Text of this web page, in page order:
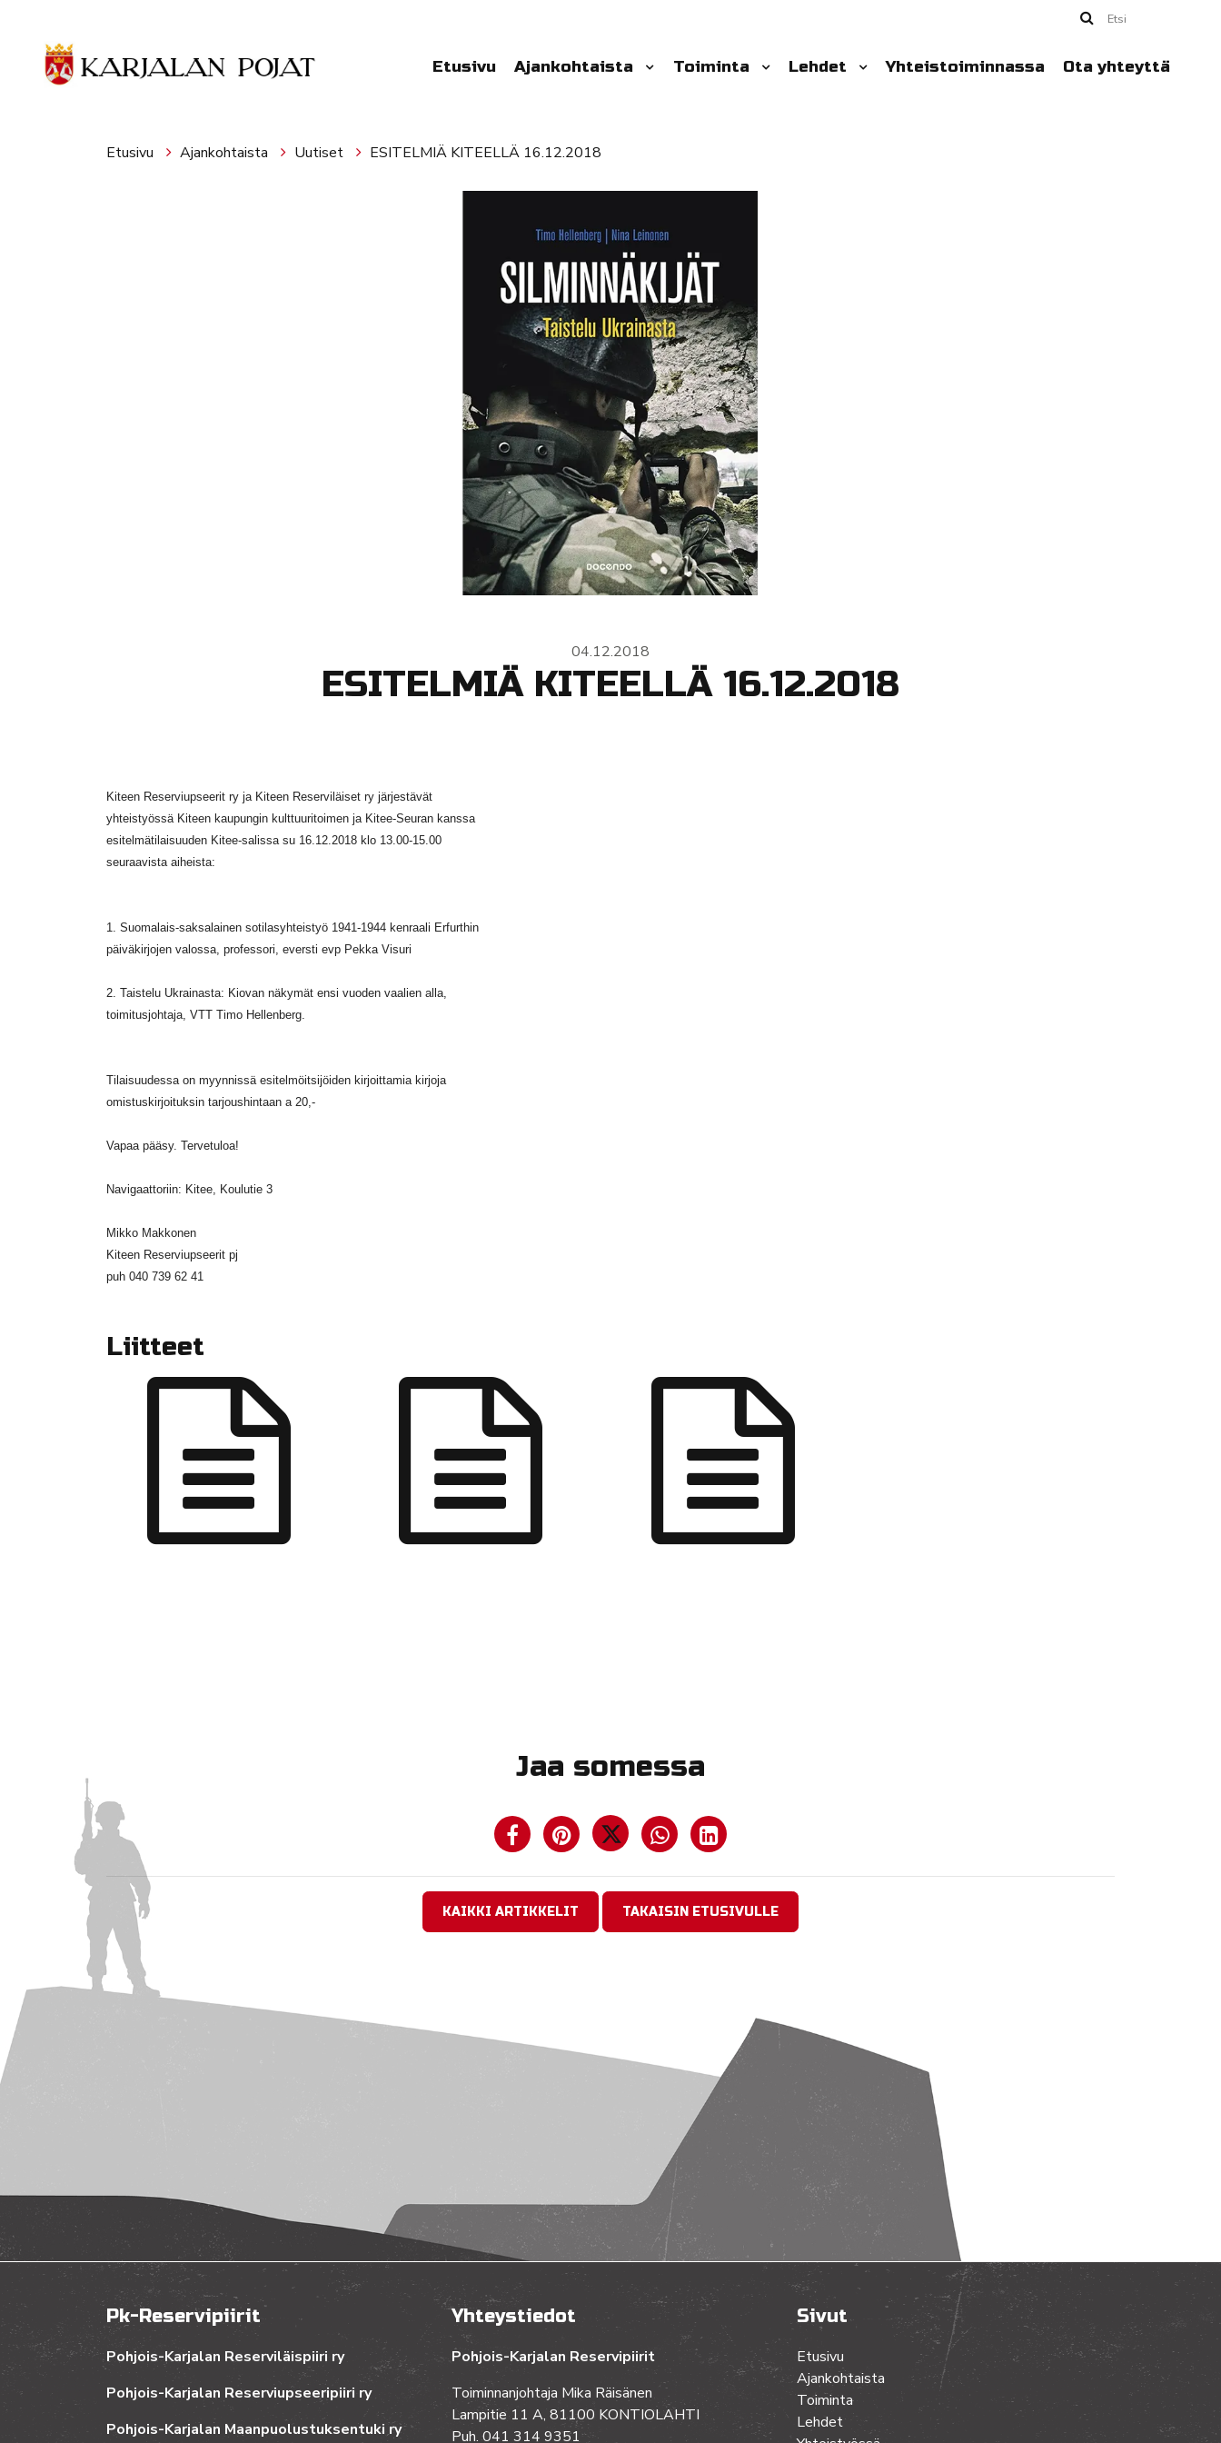
Etsi
Etusivu Ajankohtaista Toiminta Lehdet Yhteistoiminnassa Ota yhteyttä
Etusivu Ajankohtaista Uutiset ESITELMIÄ KITEELLÄ 16.12.2018
04.12.2018
ESITELMIÄ KITEELLÄ 16.12.2018
Kiteen Reserviupseerit ry ja Kiteen Reserviläiset ry järjestävät
yhteistyössä Kiteen kaupungin kulttuuritoimen ja Kitee-Seuran kanssa
esitelmätilaisuuden Kitee-salissa su 16.12.2018 klo 13.00-15.00
seuraavista aiheista:
1. Suomalais-saksalainen sotilasyhteistyö 1941-1944 kenraali Erfurthin
päiväkirjojen valossa, professori, eversti evp Pekka Visuri
2. Taistelu Ukrainasta: Kiovan näkymät ensi vuoden vaalien alla,
toimitusjohtaja, VTT Timo Hellenberg.
Tilaisuudessa on myynnissä esitelmöitsijöiden kirjoittamia kirjoja
omistuskirjoituksin tarjoushintaan a 20,-
Vapaa pääsy. Tervetuloa!
Navigaattoriin: Kitee, Koulutie 3
Mikko Makkonen
Kiteen Reserviupseerit pj
puh 040 739 62 41
Liitteet
Jaa somessa
KAIKKI ARTIKKELIT TAKAISIN ETUSIVULLE
Pk-Reservipiirit
Pohjois-Karjalan Reserviläispiiri ry
Pohjois-Karjalan Reserviupseeripiiri ry
Pohjois-Karjalan Maanpuolustuksentuki ry
Yhteystiedot
Pohjois-Karjalan Reservipiirit
Toiminnanjohtaja Mika Räisänen
Lampitie 11 A, 81100 KONTIOLAHTI
Puh. 041 314 9351
Sivut
Etusivu
Ajankohtaista
Toiminta
Lehdet